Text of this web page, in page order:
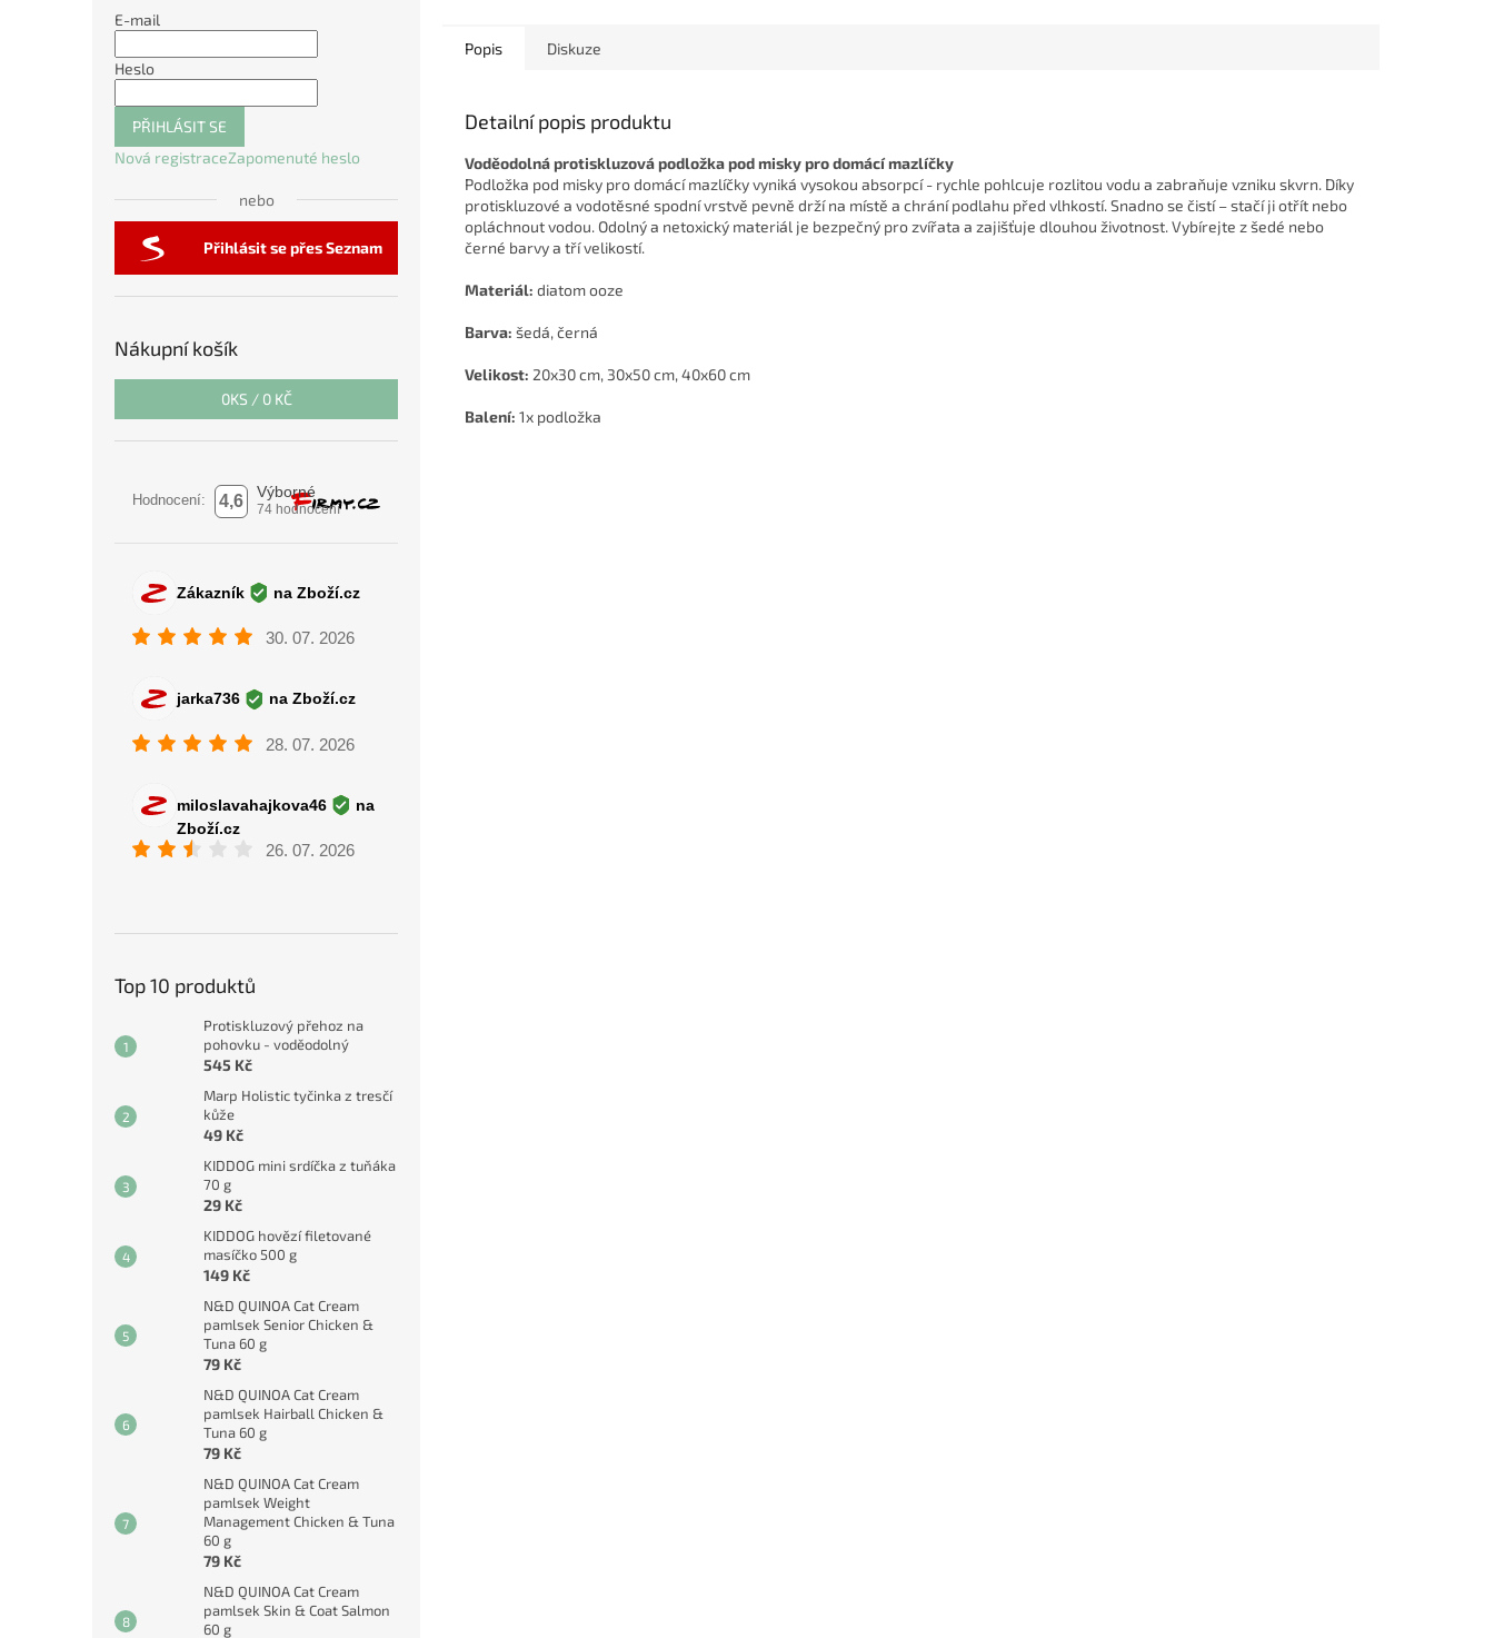
E-mail
Heslo
PŘIHLÁSIT SE
Nová registraceZapomenuté heslo
nebo
Přihlásit se přes Seznam
Nákupní košík
0KS / 0 KČ
Top 10 produktů
Protiskluzový přehoz na
pohovku - voděodolný
545 Kč
Marp Holistic tyčinka z tresčí
kůže
49 Kč
KIDDOG mini srdíčka z tuňáka
70 g
29 Kč
KIDDOG hovězí filetované
masíčko 500 g
149 Kč
N&D QUINOA Cat Cream
pamlsek Senior Chicken &
Tuna 60 g
79 Kč
N&D QUINOA Cat Cream
pamlsek Hairball Chicken &
Tuna 60 g
79 Kč
N&D QUINOA Cat Cream
pamlsek Weight
Management Chicken & Tuna
60 g
79 Kč
N&D QUINOA Cat Cream
pamlsek Skin & Coat Salmon
60 g
Popis Diskuze
Detailní popis produktu
Voděodolná protiskluzová podložka pod misky pro domácí mazlíčky
Podložka pod misky pro domácí mazlíčky vyniká vysokou absorpcí - rychle pohlcuje rozlitou vodu a zabraňuje vzniku skvrn. Díky
protiskluzové a vodotěsné spodní vrstvě pevně drží na místě a chrání podlahu před vlhkostí. Snadno se čistí – stačí ji otřít nebo
opláchnout vodou. Odolný a netoxický materiál je bezpečný pro zvířata a zajišťuje dlouhou životnost. Vybírejte z šedé nebo
černé barvy a tří velikostí.
Materiál: diatom ooze
Barva: šedá, černá
Velikost: 20x30 cm, 30x50 cm, 40x60 cm
Balení: 1x podložka